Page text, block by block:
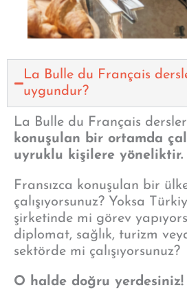
La Bulle du Français
uygundur?
La Bulle du Français
konuşulan bir ortamda
uyruklu kişilere yöneliktir.
Fransızca konuşulan bir
çalışıyorsunuz? Yoksa
şirketinde mi görev
diplomat, sağlık, turizm
sektörde mi çalışıyorsunuz?
O halde doğru yerdesiniz!